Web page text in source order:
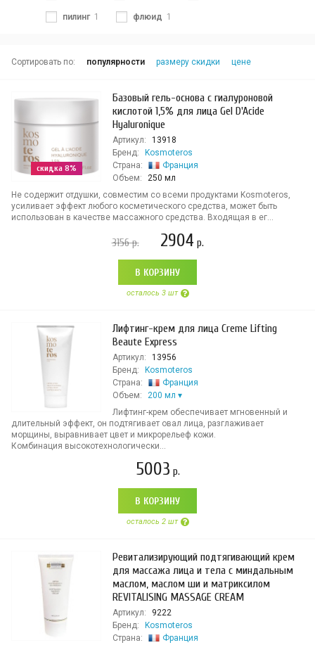
пилинг 1 флюид 1
Сортировать по: популярности размеру скидки цене
скидка 8%
Базовый гель-основа с гиалуроновой
кислотой 1,5% для лица Gel D'Acide
Hyaluronique
Артикул:
13918
Бренд:
Kosmoteros
Страна:
Франция
Объем:
250 мл
Не содержит отдушки, совместим со всеми продуктами Kosmoteros,
усиливает эффект любого косметического средства, может быть
использован в качестве массажного средства. Входящая в ег...
3156р. 2904 р.
В КОРЗИНУ
осталось 3 шт
Лифтинг-крем для лица Creme Lifting
Beaute Express
Артикул:
13956
Бренд:
Kosmoteros
Страна:
Франция
Объем:
200 мл
Лифтинг-крем обеспечивает мгновенный и
длительный эффект, он подтягивает овал лица, разглаживает
морщины, выравнивает цвет и микрорельеф кожи.
Комбинация высокотехнологически...
5003 р.
В КОРЗИНУ
осталось 2 шт
Ревитализирующий подтягивающий крем
для массажа лица и тела с миндальным
маслом, маслом ши и матриксилом
REVITALISING MASSAGE CREAM
Артикул:
9222
Бренд:
Kosmoteros
Страна:
Франция